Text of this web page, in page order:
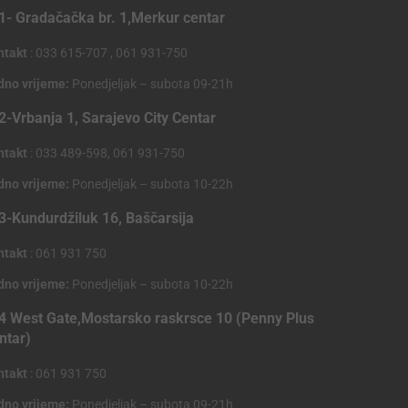
Gradačačka br. 1,Merkur centar
: 033 615-707 , 061 931-750
vrijeme: Ponedjeljak – subota 09-21h
Vrbanja 1, Sarajevo City Centar
: 033 489-598, 061 931-750
vrijeme: Ponedjeljak – subota 10-22h
Kundurdžiluk 16, Baščarsija
: 061 931 750
vrijeme: Ponedjeljak – subota 10-22h
West Gate,Mostarsko raskrsce 10 (Penny Plus
: 061 931 750
vrijeme: Ponedjeljak – subota 09-21h